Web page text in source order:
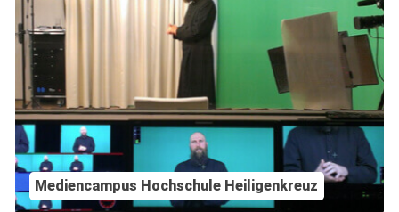
Mediencampus Hochschule Heiligenkreuz